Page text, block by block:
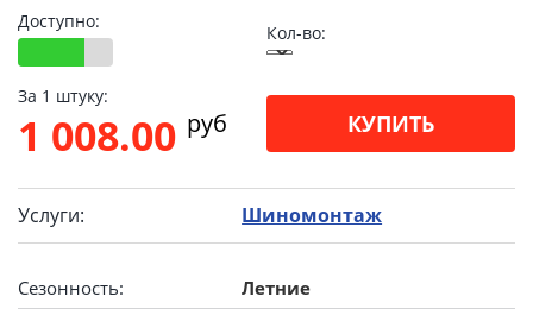
Доступно:
Кол-во:
За 1 штуку:
1 008.00 pуб КУПИТЬ
Услуги: Шиномонтаж
Сезонность:
Летние